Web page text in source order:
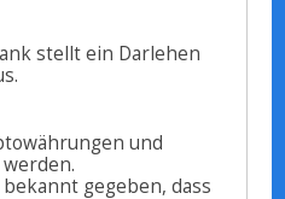
stellt ein Darlehen
und
gegeben, dass